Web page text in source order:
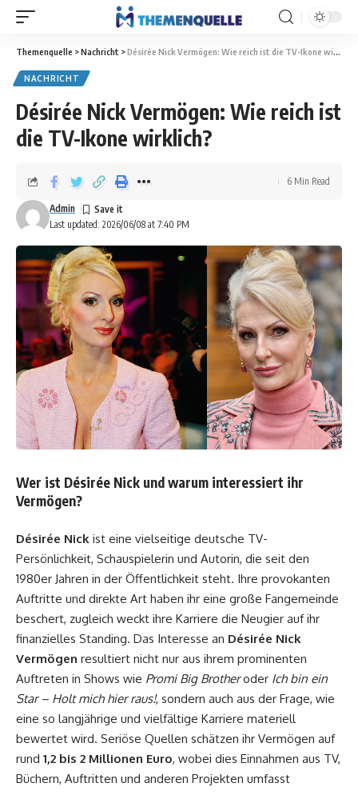
Themenquelle >Nachricht >Désirée Nick Vermögen: Wie reich ist die TV-Ikone wirklich?
NACHRICHT
Désirée Nick Vermögen: Wie reich ist
die TV-Ikone wirklich?
Last updated: 2026/06/08 at 7:40 PM
Admin
6 Min Read
Wer ist Désirée Nick und warum interessiert ihr
Vermögen?
Désirée Nick ist eine vielseitige deutsche TV-
Persönlichkeit, Schauspielerin und Autorin, die seit den
1980er Jahren in der Öffentlichkeit steht. Ihre provokanten
Auftritte und direkte Art haben ihr eine große Fangemeinde
beschert, zugleich weckt ihre Karriere die Neugier auf ihr
finanzielles Standing. Das Interesse an Désirée Nick
Vermögen resultiert nicht nur aus ihrem prominenten
Auftreten in Shows wie Promi Big Brotheroder Ich bin ein
Star – Holt mich hier raus!, sondern auch aus der Frage, wie
eine so langjährige und vielfältige Karriere materiell
bewertet wird. Seriöse Quellen schätzen ihr Vermögen auf
rund 1,2 bis 2 Millionen Euro, wobei dies Einnahmen aus TV,
Büchern, Auftritten und anderen Projekten umfasst